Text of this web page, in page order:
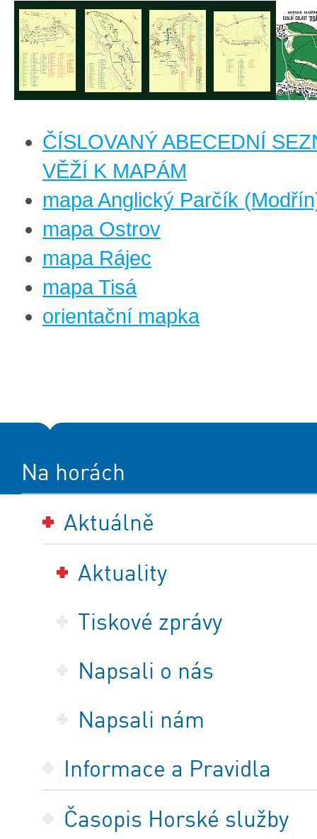
ČÍSLOVANÝ ABECEDNÍ
VĚŽÍ K MAPÁM
mapa Anglický Parčík
mapa Ostrov
mapa Rájec
mapa Tisá
orientační mapka
Na horách
Aktuálně
Aktuality
Tiskové zprávy
Napsali o nás
Napsali nám
Informace a Pravidla
Časopis Horské služby